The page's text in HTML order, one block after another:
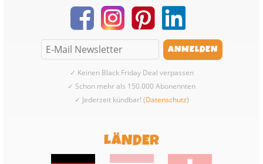
✓ Keinen Black Friday Deal verpassen
✓ Schon mehr als 150.000 Abonennten
✓ Jederzeit kündbar! (Datenschutz)
LÄNDER